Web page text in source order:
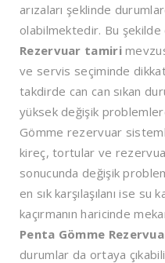
arızaları şeklinde
olabilmektedir. Bu şekilde
Rezervuar tamiri
ve servis seçiminde
takdirde can can sıkan
yüksek değişik
Gömme rezervuar
kireç, tortular ve rezervuar
sonucunda değişik
en sık karşılaşılanı ise su
kaçırmanın haricinde
Penta Gömme
durumlar da ortaya